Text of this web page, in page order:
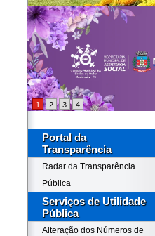
1 2 3 4
Portal da
Transparência
Radar da Transparência
Pública
Serviços de Utilidade
Pública
Alteração dos Números de